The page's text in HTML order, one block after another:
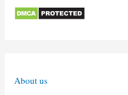
About us